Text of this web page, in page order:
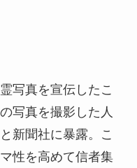
写真を宣伝したこ
写真を撮影した人
新聞社に暴露。こ
性を高めて信者集